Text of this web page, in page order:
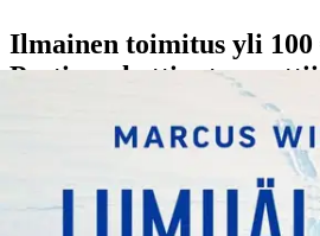
Ilmainen toimitus yli
Postin
Etu ei koske Suuri‑lisäpalvelulla